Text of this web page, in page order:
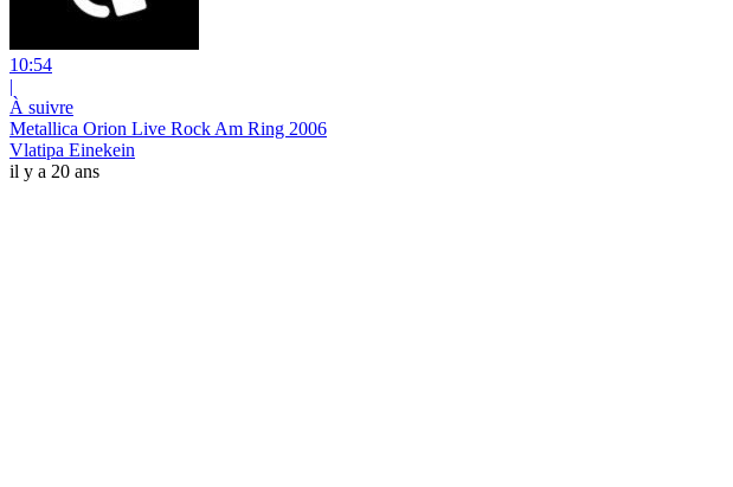
10:54
|
À suivre
Metallica Orion Live Rock Am Ring 2006
Vlatipa Einekein
il y a 20 ans